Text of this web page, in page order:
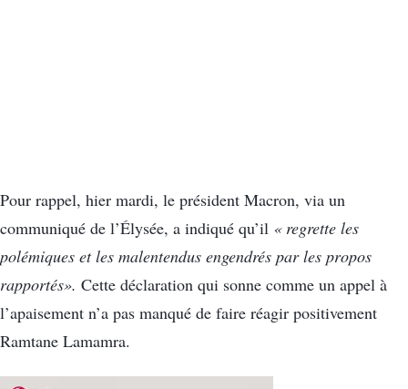
Pour rappel, hier mardi, le président Macron, via un
communiqué de l’Élysée, a indiqué qu’il « regrette les
polémiques et les malentendus engendrés par les propos
rapportés». Cette déclaration qui sonne comme un appel à
l’apaisement n’a pas manqué de faire réagir positivement
Ramtane Lamamra.